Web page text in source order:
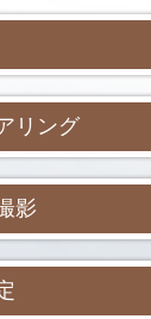
リング
影